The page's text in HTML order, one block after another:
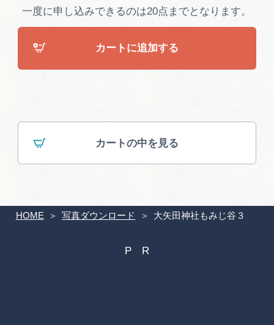
運営組織
広告掲載
サイトポリシー
HOME 写真ダウンロード 大矢田神社もみじ谷３
一度に申し込みできるのは20点までとなります。
カートに追加する
カートの中を見る